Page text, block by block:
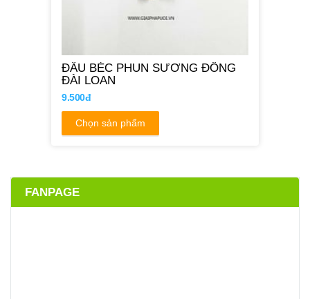
ĐẦU BÉC PHUN SƯƠNG ĐỒNG
ĐÀI LOAN
9.500đ
Chọn sản phẩm
FANPAGE